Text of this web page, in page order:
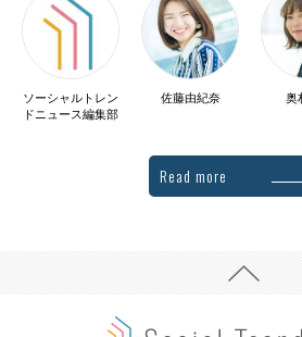
ソーシャルトレン
ドニュース編集部
佐藤由紀奈 奥
Read more